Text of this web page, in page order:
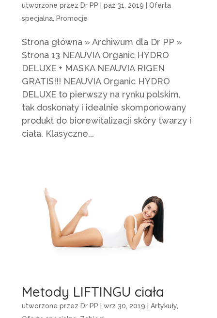
utworzone przez Dr PP paź 31, 2019
Oferta
specjalna, Promocje
Strona główna » Archiwum dla Dr PP »
Strona 13 NEAUVIA Organic HYDRO
DELUXE + MASKA NEAUVIA RIGEN
GRATIS!!! NEAUVIA Organic HYDRO
DELUXE to pierwszy na rynku polskim,
tak doskonały i idealnie skomponowany
produkt do biorewitalizacji skóry twarzy i
ciała. Klasyczne...
Metody LIFTINGU ciała
utworzone przez Dr PP wrz 30, 2019 Artykuły,